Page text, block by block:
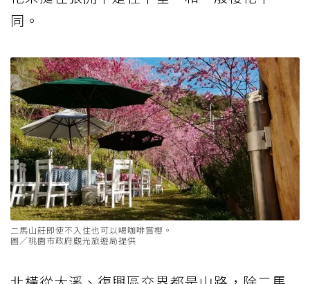
同。
二馬山莊即使不入住也可以喝咖啡賞櫻。
圖／桃園市政府觀光旅遊局提供